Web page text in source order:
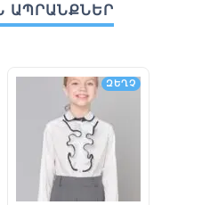
ԱՊՐԱՆՔՆԵՐ
ԶԵՂՉ